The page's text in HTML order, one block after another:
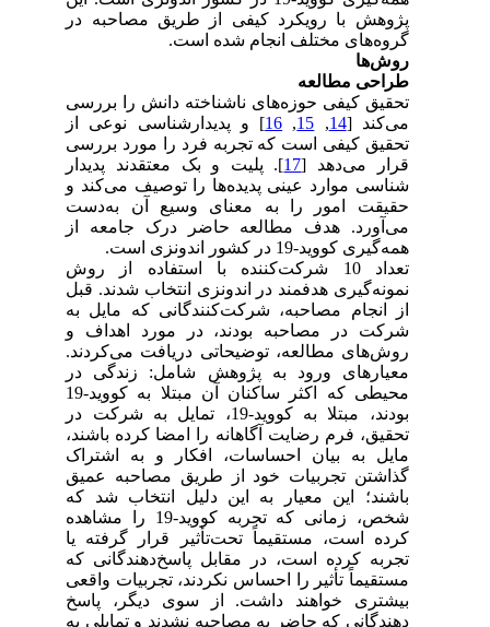
پژوهش با رویکرد کیفی از طریق مصاحبه در
گروه‌های مختلف انجام شده است.
روش‌ها
طراحی مطالعه
تحقیق کیفی حوزه‌های ناشناخته دانش را بررسی
می‌کند [ 14
,
15
,
16] و پدیدارشناسی نوعی از
تحقیق کیفی است که تجربه فرد را مورد بررسی
قرار می‌دهد [
17]. پلیت و بک معتقدند پدیدار
شناسی موارد عینی پدیده‌ها را توصیف می‌کند و
حقیقت امور را به معنای وسیع آن به‌دست
می‌‌آورد. هدف مطالعه حاضر درک جامعه از
همه‌گیری کووید-19 در کشور اندونزی است.
تعداد 10 شرکت‌کننده با استفاده از روش
نمونه‌گیری هدفمند در اندونزی انتخاب شدند. قبل
از انجام مصاحبه، شرکت‌کنندگانی که مایل به
شرکت در مصاحبه بودند، در مورد اهداف و
روش‌های مطالعه، توضیحاتی دریافت می‌کردند.
معیارهای ورود به پژوهش شامل: زندگی در
محیطی که اکثر ساکنان آن مبتلا به کووید-19
بودند، مبتلا به کووید-19، تمایل به شرکت در
تحقیق، فرم رضایت آگاهانه را امضا کرده باشند،
مایل به بیان احساسات، افکار و به اشتراک
گذاشتن تجربیات خود از طریق مصاحبه عمیق
باشند؛ این معیار به این دلیل انتخاب شد که
شخص، زمانی که تجربه کووید-19 را مشاهده
کرده است، مستقیماً تحت‌تأثیر قرار گرفته یا
تجربه کرده است، در مقابل پاسخ‌دهندگانی که
مستقیماً تأثیر را احساس نکردند، تجربیات واقعی
بیشتری خواهند داشت. از سوی دیگر، پاسخ
دهندگانی که حاضر به مصاحبه نشدند و تمایلی به